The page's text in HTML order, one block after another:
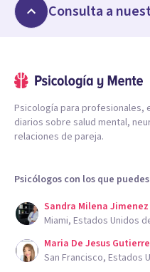
Consulta a
Psicología para profesionales,
diarios sobre salud mental,
relaciones de pareja.
Psicólogos con los que
Sandra Milena
Miami, Estados Unidos
Maria De Jesus
San Francisco, Estados